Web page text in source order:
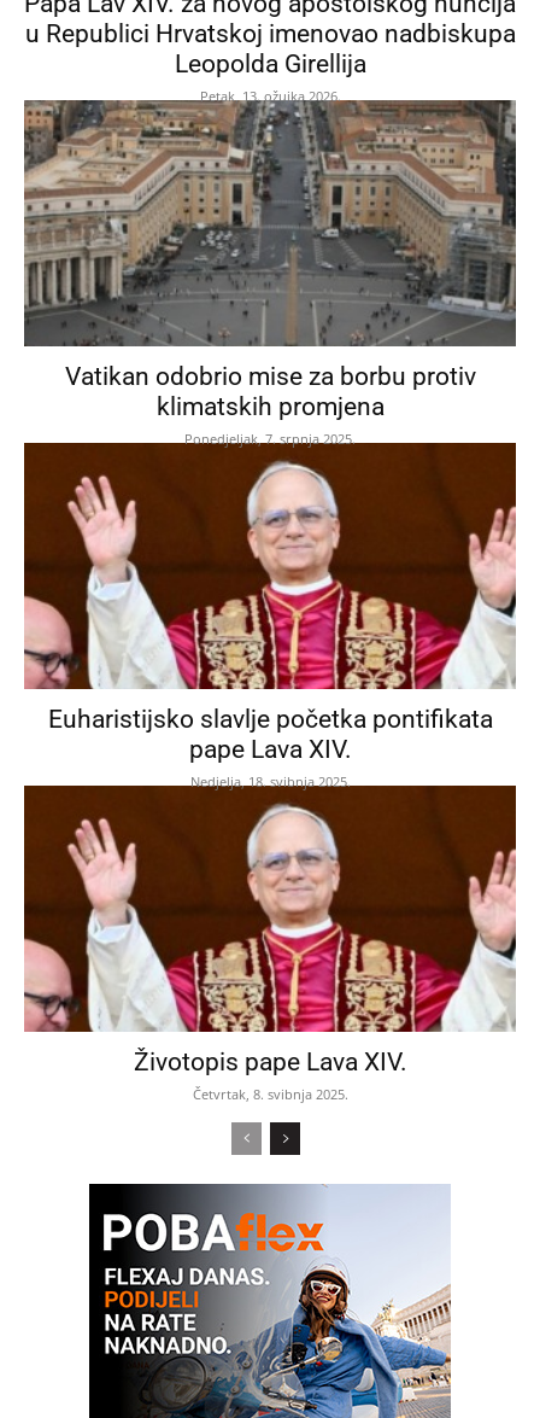
u Republici Hrvatskoj imenovao nadbiskupa
Leopolda Girellija
Petak, 13. ožujka 2026.
Vatikan odobrio mise za borbu protiv
klimatskih promjena
Ponedjeljak, 7. srpnja 2025.
Euharistijsko slavlje početka pontifikata
pape Lava XIV.
Nedjelja, 18. svibnja 2025.
Životopis pape Lava XIV.
Četvrtak, 8. svibnja 2025.